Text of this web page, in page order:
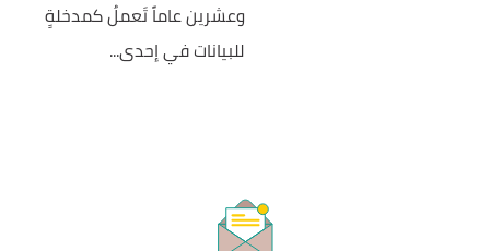
وعشرين عاماً تَعملُ كمدخلةٍ
للبيانات في إحدى...